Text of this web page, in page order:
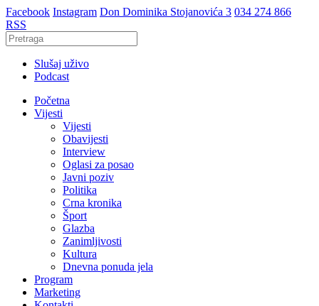
Facebook Instagram Don Dominika Stojanovića 3 034 274 866
RSS
Slušaj uživo
Podcast
Početna
Vijesti
Vijesti
Obavijesti
Interview
Oglasi za posao
Javni poziv
Politika
Crna kronika
Šport
Glazba
Zanimljivosti
Kultura
Dnevna ponuda jela
Program
Marketing